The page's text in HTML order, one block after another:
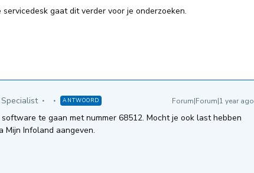
gaat dit verder voor je onderzoeken.
ANTWOORD Forum|Forum|1 year ago
te gaan met nummer 68512. Mocht je ook last hebben
Mijn Infoland aangeven.